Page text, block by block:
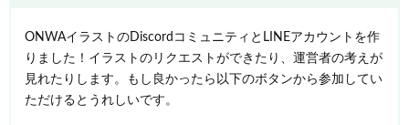
ONWAイラストのDiscordコミュニティとLINEアカウントを作
りました！イラストのリクエストができたり、運営者の考えが
見れたりします。もし良かったら以下のボタンから参加してい
ただけるとうれしいです。